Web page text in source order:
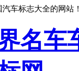
车标志大全的网站